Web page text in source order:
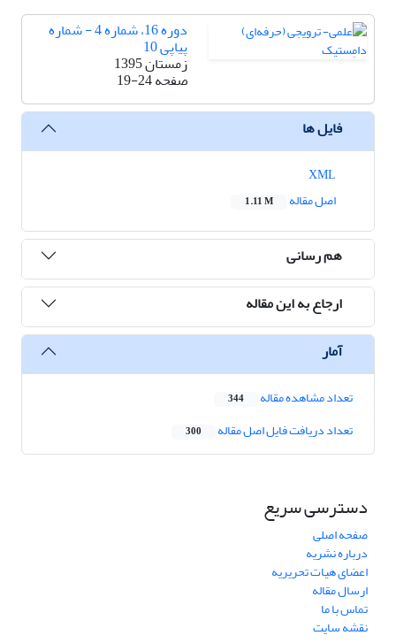
دوره 16، شماره 4 - شماره
پیاپی 10
زمستان 1395
صفحه19-24
فایل ها
اصل مقاله
1.11 M
هم رسانی
ارجاع به این مقاله
آمار
تعداد مشاهده مقاله 344
تعداد دریافت فایل اصل مقاله 300
دسترسی سریع
صفحه اصلی
درباره نشریه
اعضای هیات تحریریه
ارسال مقاله
تماس با ما
نقشه سایت